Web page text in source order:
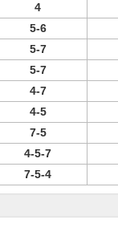
4
5-6
5-7
5-7
4-7
4-5
7-5
4-5-7
7-5-4